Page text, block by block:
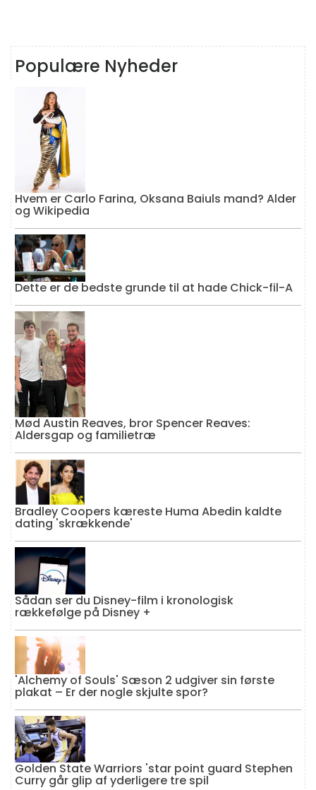
Populære Nyheder
Hvem er Carlo Farina, Oksana Baiuls mand? Alder
og Wikipedia
Dette er de bedste grunde til at hade Chick-fil-A
Mød Austin Reaves, bror Spencer Reaves:
Aldersgap og familietræ
Bradley Coopers kæreste Huma Abedin kaldte
dating 'skrækkende'
Sådan ser du Disney-film i kronologisk
rækkefølge på Disney +
'Alchemy of Souls' Sæson 2 udgiver sin første
plakat – Er der nogle skjulte spor?
Golden State Warriors 'star point guard Stephen
Curry går glip af yderligere tre spil